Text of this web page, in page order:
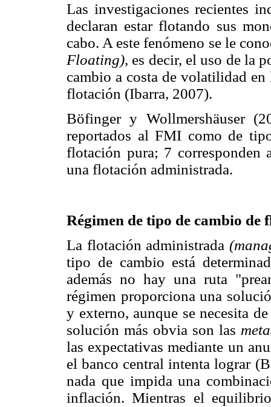
Las investigaciones recientes
declaran estar flotando sus
cabo. A este fenómeno se le
Floating), es decir, el uso de la
cambio a costa de volatilidad en
flotación (Ibarra, 2007).
Böfinger y Wollmershäuser
reportados al FMI como de
flotación pura; 7 corresponden
una flotación administrada.
Régimen de tipo de cambio
La flotación administrada
tipo de cambio está
además no hay una ruta
régimen proporciona una
y externo, aunque se necesita
solución más obvia son las
las expectativas mediante un
el banco central intenta lograr
nada que impida una
inflación. Mientras el